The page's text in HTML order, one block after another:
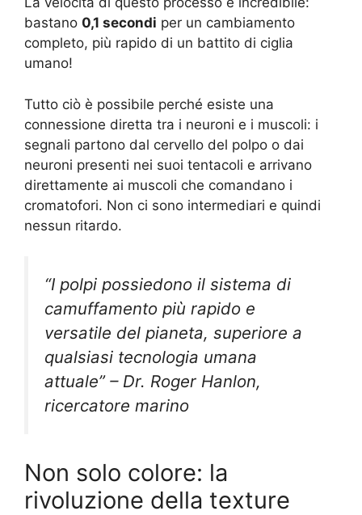
bastano 0,1 secondi per un cambiamento
completo, più rapido di un battito di ciglia
umano!
Tutto ciò è possibile perché esiste una
connessione diretta tra i neuroni e i muscoli: i
segnali partono dal cervello del polpo o dai
neuroni presenti nei suoi tentacoli e arrivano
direttamente ai muscoli che comandano i
cromatofori. Non ci sono intermediari e quindi
nessun ritardo.
“I polpi possiedono il sistema di
camuffamento più rapido e
versatile del pianeta, superiore a
qualsiasi tecnologia umana
attuale” – Dr. Roger Hanlon,
ricercatore marino
Non solo colore: la
rivoluzione della texture